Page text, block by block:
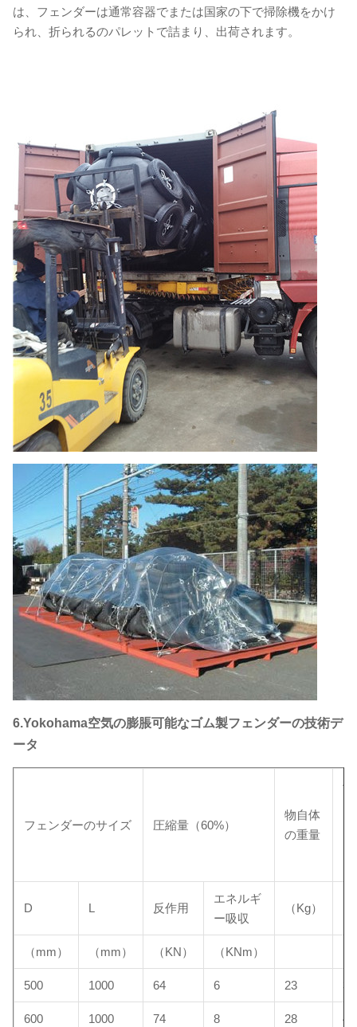
は、フェンダーは通常容器でまたは国家の下で掃除機をかけ
られ、折られるのパレットで詰まり、出荷されます。
6.Yokohama空気の膨脹可能なゴム製フェンダーの技術デ
ータ
フェンダーのサイズ 圧縮量（60%）
物自体
の重量
保
D L 反作用
エネルギ
ー吸収
（Kg）
（mm） （mm） （KN） （KNm）
500 1000 64 6 23 35
600 1000 74 8 28 40